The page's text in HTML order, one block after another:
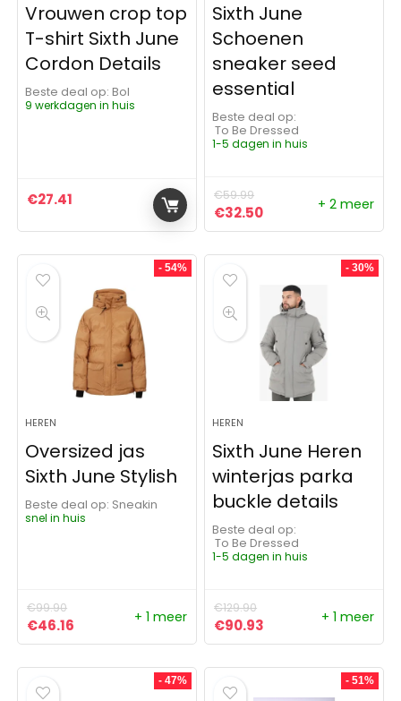
Vrouwen crop top
T-shirt Sixth June
Cordon Details
Beste deal op:
Bol
9 werkdagen in huis
€27.41
Sixth June
Schoenen
sneaker seed
essential
Beste deal op:
To Be Dressed
1-5 dagen in huis
€59.99
Oorspronkelijke prijs
€32.50Huidige prijs is:
+ 2 meer
- 54%
HEREN
Oversized jas
Sixth June Stylish
Beste deal op:
Sneakin
snel in huis
€99.90
Oorspronkelijke prijs was: €99.90.
€46.16 Huidige prijs is: €46.16.
+ 1 meer
- 30%
HEREN
Sixth June Heren
winterjas parka
buckle details
Beste deal op:
To Be Dressed
1-5 dagen in huis
€129.90
Oorspronkelijke prijs was:
€90.93 Huidige prijs is:
+ 1 meer
- 47% - 51%